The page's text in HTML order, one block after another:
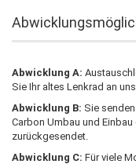
Abwicklung A:
Sie Ihr altes Lenkrad an
Abwicklung B: Sie
Carbon Umbau und
zurückgesendet.
Abwicklung C: Für viele